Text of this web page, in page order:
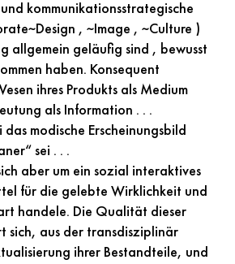
kommunikationsstrategische
, ~Image , ~Culture )
allgemein geläufig sind , bewusst
haben. Konsequent
ihres Produkts als Medium
als Information . . .
modische Erscheinungsbild
sei . . .
aber um ein sozial interaktives
für die gelebte Wirklichkeit und
handele. Die Qualität dieser
sich, aus der transdisziplinär
ihrer Bestandteile, und